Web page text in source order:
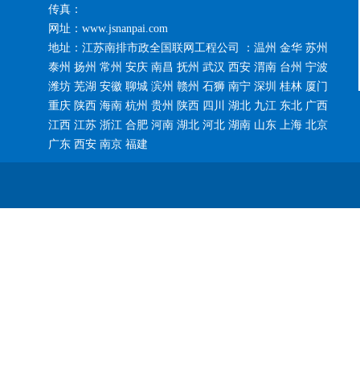
传真：
网址：www.jsnanpai.com
地址：江苏南排市政全国联网工程公司 ：温州 金华 苏州
泰州 扬州 常州 安庆 南昌 抚州 武汉 西安 渭南 台州 宁波
潍坊 芜湖 安徽 聊城 滨州 赣州 石狮 南宁 深圳 桂林 厦门
重庆 陕西 海南 杭州 贵州 陕西 四川 湖北 九江 东北 广西
江西 江苏 浙江 合肥 河南 湖北 河北 湖南 山东 上海 北京
广东 西安 南京 福建